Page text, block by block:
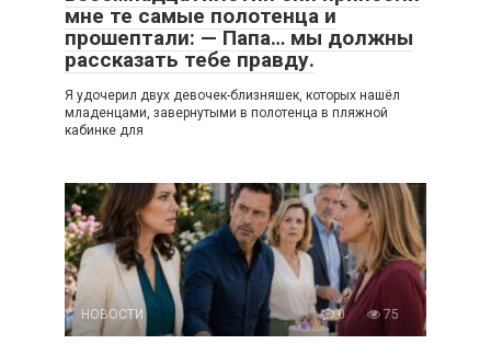
мне те самые полотенца и
прошептали: — Папа… мы должны
рассказать тебе правду.
Я удочерил двух девочек-близняшек, которых нашёл
младенцами, завернутыми в полотенца в пляжной
кабинке для
НОВОСТИ 0 75